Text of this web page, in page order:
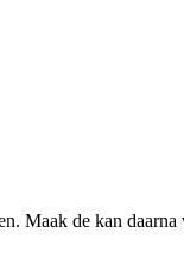
Maak de kan